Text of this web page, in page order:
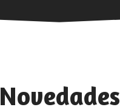
Novedades